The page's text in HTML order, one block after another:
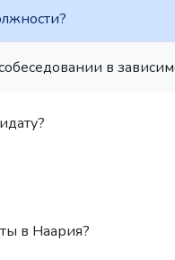
в
в Наария?